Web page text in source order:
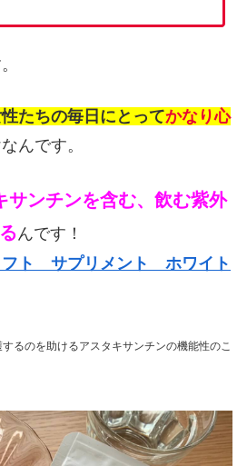
たちの毎日にとってかなり心
んです。
サンチンを含む、飲む紫外
んです！
フト サプリメント ホワイト
のを助けるアスタキサンチンの機能性のこ